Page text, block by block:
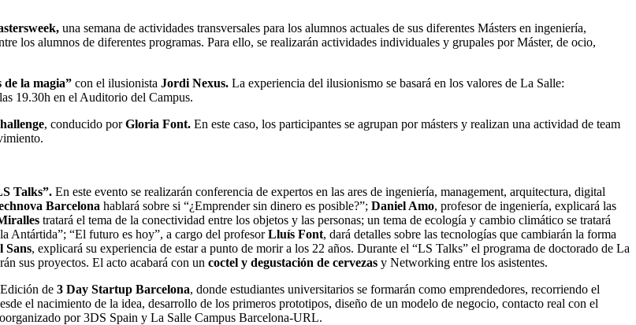
una semana de actividades transversales para los alumnos actuales de sus diferentes Másters en ingeniería,
los alumnos de diferentes programas. Para ello, se realizarán actividades individuales y grupales por Máster, de ocio,
de la magia” con el ilusionista Jordi Nexus. La experiencia del ilusionismo se basará en los valores de La Salle:
19.30h en el Auditorio del Campus.
, conducido porGloria Font. En este caso, los participantes se agrupan por másters y realizan una actividad de team
Talks”. En este evento se realizarán conferencia de expertos en las ares de ingeniería, management, arquitectura, digital
Barcelona hablará sobre si “¿Emprender sin dinero es posible?”; Daniel Amo, profesor de ingeniería, explicará las
tratará el tema de la conectividad entre los objetos y las personas; un tema de ecología y cambio climático se tratará
Antártida”; “El futuro es hoy”, a cargo del profesorLluís Font, dará detalles sobre las tecnologías que cambiarán la forma
Sans, explicará su experiencia de estar a punto de morir a los 22 años. Durante el “LS Talks” el programa de doctorado de La
sus proyectos. El acto acabará con un coctel y degustación de cervezas y Networking entre los asistentes.
de 3 Day Startup Barcelona, donde estudiantes universitarios se formarán como emprendedores, recorriendo el
el nacimiento de la idea, desarrollo de los primeros prototipos, diseño de un modelo de negocio, contacto real con el
por 3DS Spain y La Salle Campus Barcelona-URL.